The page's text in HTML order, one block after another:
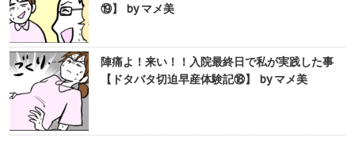
⑲】 by マメ美
陣痛よ！来い！！入院最終日で私が実践した事
【ドタバタ切迫早産体験記⑱】 by マメ美